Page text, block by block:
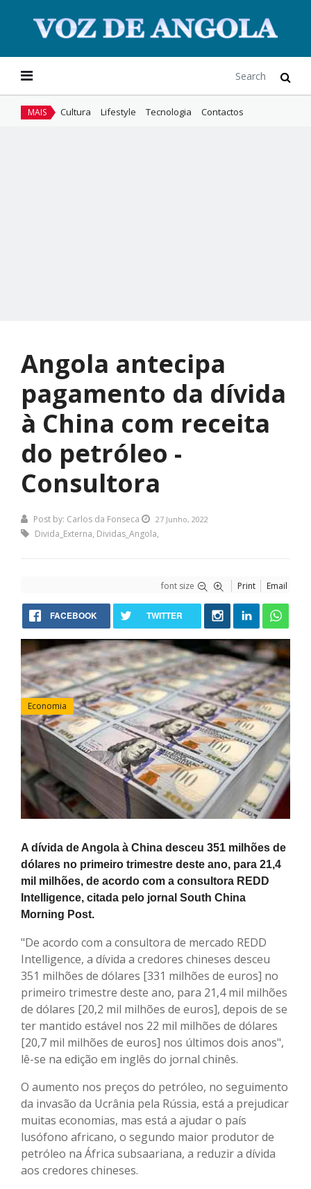
MAIS Cultura Lifestyle Tecnologia Contactos
Angola antecipa
pagamento da dívida
à China com receita
do petróleo -
Consultora
Post by: Carlos da Fonseca 27 Junho, 2022
Divida_Externa, Dividas_Angola,
font size Print Email
FACEBOOK TWITTER
Economia
A dívida de Angola à China desceu 351 milhões de
dólares no primeiro trimestre deste ano, para 21,4
mil milhões, de acordo com a consultora REDD
Intelligence, citada pelo jornal South China
Morning Post.
"De acordo com a consultora de mercado REDD
Intelligence, a dívida a credores chineses desceu
351 milhões de dólares [331 milhões de euros] no
primeiro trimestre deste ano, para 21,4 mil milhões
de dólares [20,2 mil milhões de euros], depois de se
ter mantido estável nos 22 mil milhões de dólares
[20,7 mil milhões de euros] nos últimos dois anos",
lê-se na edição em inglês do jornal chinês.
O aumento nos preços do petróleo, no seguimento
da invasão da Ucrânia pela Rússia, está a prejudicar
muitas economias, mas está a ajudar o país
lusófono africano, o segundo maior produtor de
petróleo na África subsaariana, a reduzir a dívida
aos credores chineses.